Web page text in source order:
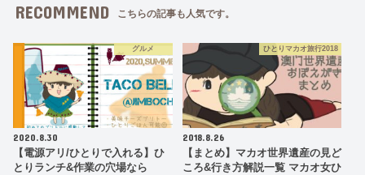
RECOMMEND こちらの記事も人気です。
グルメ
2020.8.30
【電源アリ/ひとりで入れる】ひ
とりランチ&作業の穴場なら
ひとりマカオ旅行2018
2018.8.26
【まとめ】マカオ世界遺産の見ど
ころ&行き方解説一覧 マカオ女ひ